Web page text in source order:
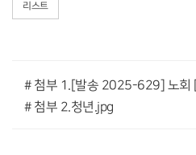
리스트
# 첨부 2.청년.jpg